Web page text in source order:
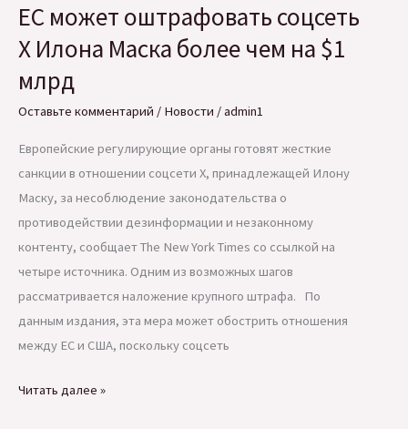
ЕС может оштрафовать соцсеть
X Илона Маска более чем на $1
млрд
Оставьте комментарий / Новости /admin1
Европейские регулирующие органы готовят жесткие
санкции в отношении соцсети X, принадлежащей Илону
Маску, за несоблюдение законодательства о
противодействии дезинформации и незаконному
контенту, сообщает The New York Times со ссылкой на
четыре источника. Одним из возможных шагов
рассматривается наложение крупного штрафа. По
данным издания, эта мера может обострить отношения
между ЕС и США, поскольку соцсеть
ЕС
Читать далее »